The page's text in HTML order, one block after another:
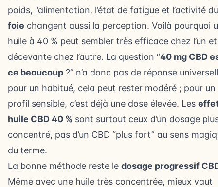
poids, l’alimentation, l’état de fatigue et l’activité du
foie changent aussi la perception. Voilà pourquoi
huile à 40 % peut sembler très efficace chez l’un et
décevante chez l’autre. La question “40 mg CBD
ce beaucoup ?” n’a donc pas de réponse
pour un habitué, cela peut rester modéré ; pour un
profil sensible, c’est déjà une dose élevée. Les
huile CBD 40 % sont surtout ceux d’un dosage
concentré, pas d’un CBD “plus fort” au sens
du terme.
La bonne méthode reste le dosage progressif
Même avec une huile très concentrée, mieux vaut